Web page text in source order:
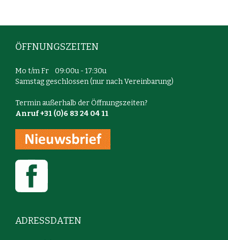
ÖFFNUNGSZEITEN
Mo t/m Fr 09:00u - 17:30u
Samstag geschlossen (nur nach Vereinbarung)
Termin außerhalb der Öffnungszeiten?
Anruf +31 (0)6 83 24 04 11
ADRESSDATEN